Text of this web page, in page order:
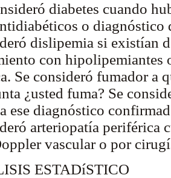
diabetes cuando
o diagnóstico
dislipemia si existían
con hipolipemiantes
Se consideró fumador a
¿usted fuma? Se
ese diagnóstico
arteriopatía periférica
vascular o por
ESTADíSTICO